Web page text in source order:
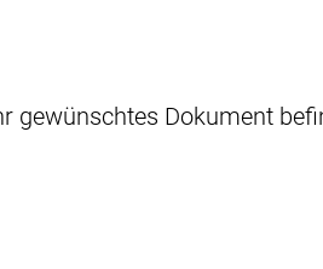
gewünschtes Dokument